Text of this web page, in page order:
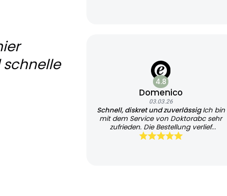
schnelle
4.8
Domenico
03.03.26
Schnell, diskret und zuverlässigIch bin
mit dem Service von Doktorabc sehr
zufrieden. Die Bestellung verlief
unkompliziert und übersichtlich.